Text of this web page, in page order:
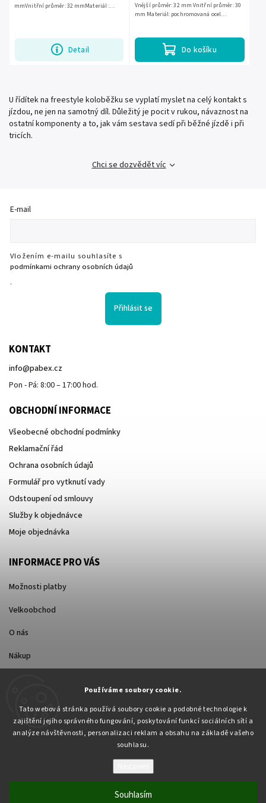
Používáme soubory cookie.
Tato webová stránka používá soubory cookie a podobné technologie k
zajištění jejího správného fungování, poskytování funkcí sociálních sítí a
analýze návštěvnosti, personalizaci reklam a obsahu na základě vašeho
souhlasu.
Souhlasím
Detail
mmVnitřní průměr: 32 mmMateriál :
Do košíku
Vnější průměr: 32 mm Vnitřní průměr: 30
mm Materiál: pochromovaná ocel
U řídítek na freestyle koloběžku se vyplatí myslet na celý kontakt s
jízdou, ne jen na samotný díl. Důležitý je pocit v rukou, návaznost na
ostatní komponenty a to, jak vám sestava sedí při běžné jízdě i při
tricích.
Chci se dozvědět víc
E-mail
Vložením e-mailu souhlasíte s
podmínkami ochrany osobních údajů
.
Přihlásit se
KONTAKT
info@pabex.cz
Pon - Pá: 8:00 – 17:00 hod.
OBCHODNÍ INFORMACE
Všeobecné obchodní podmínky
Reklamační řád
Ochrana osobních údajů
Formulář pro vytknutí vady
Odstoupení od smlouvy
Služby k objednávce
Moje objednávka
INFORMACE PRO VÁS
Možnosti platby
Velkoobchod
O nás
Nákup
Copyright 2026Pabex.cz. Všechna práva vyhrazena.
Upravit nastavení cookies